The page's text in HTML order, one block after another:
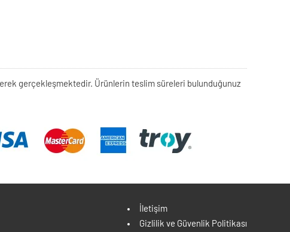
gerçekleşmektedir. Ürünlerin teslim süreleri bulunduğunuz
İletişim
Gizlilik ve Güvenlik Politikası